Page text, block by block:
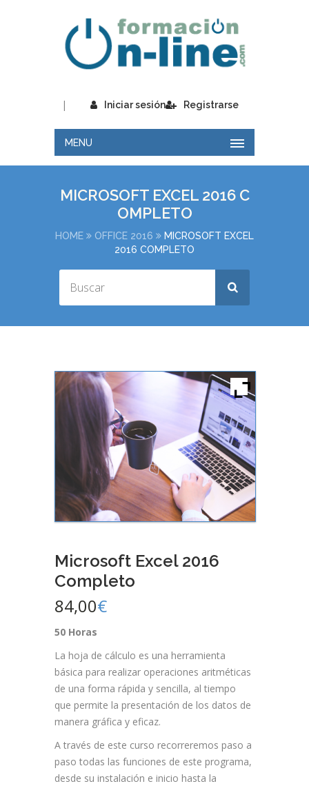
Iniciar sesión
| Registrarse
MENU
MICROSOFT EXCEL 2016 C
OMPLETO
HOME OFFICE 2016
MICROSOFT EXCEL
2016 COMPLETO
Microsoft Excel 2016
Completo
84,00€
50 Horas
La hoja de cálculo es una herramienta
básica para realizar operaciones aritméticas
de una forma rápida y sencilla, al tiempo
que permite la presentación de los datos de
manera gráfica y eficaz.
A través de este curso recorreremos paso a
paso todas las funciones de este programa,
desde su instalación e inicio hasta la